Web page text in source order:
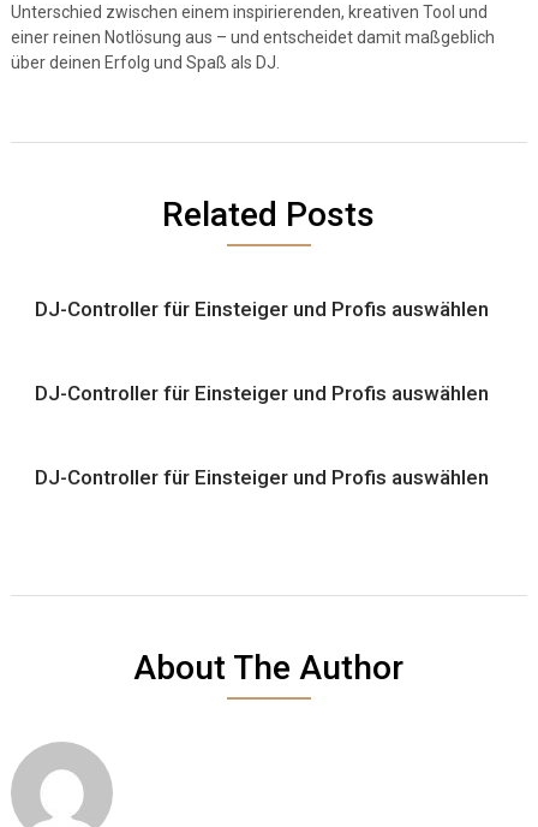
Unterschied zwischen einem inspirierenden, kreativen Tool und
einer reinen Notlösung aus – und entscheidet damit maßgeblich
über deinen Erfolg und Spaß als DJ.
Related Posts
DJ-Controller für Einsteiger und Profis auswählen
DJ-Controller für Einsteiger und Profis auswählen
DJ-Controller für Einsteiger und Profis auswählen
About The Author